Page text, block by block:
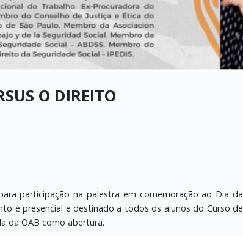
O DIREITO
participação na palestra em comemoração ao Dia da
é presencial e destinado a todos os alunos do Curso de
da OAB como abertura.